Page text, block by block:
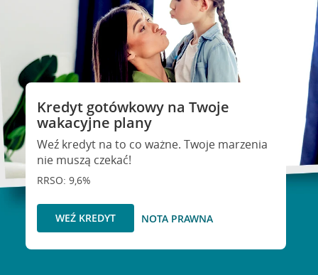
Kredyt gotówkowy na Twoje
wakacyjne plany
Weź kredyt na to co ważne. Twoje marzenia
nie muszą czekać!
RRSO: 9,6%
WEŹ KREDYT NOTA PRAWNA